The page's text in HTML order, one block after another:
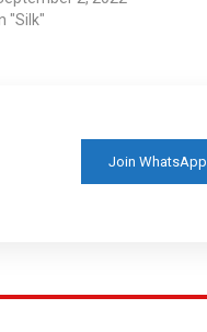
"Silk"
Join WhatsApp